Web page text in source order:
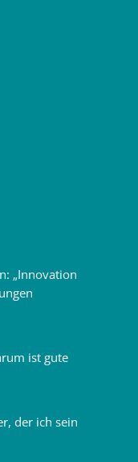
„Innovation
ist gute
der ich sein